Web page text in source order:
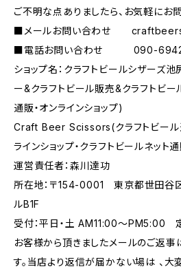
ご不明な点ありましたら、お気軽にお
■メールお問い合わせ
■電話お問い合わせ 090-6942
ショップ名：クラフトビールシザーズ
ー&クラフトビール販売&クラフトビー
通販・オンラインショップ)
Craft Beer Scissors(クラフトビール
ラインショップ・クラフトビールネット
運営責任者：森川達功
所在地：〒154-0001 東京都世田
ルB1F
受付：平日・土 AM11:00～PM5:00
お客様から頂きましたメールのご返事
す。当店より返信が届かない場は 、